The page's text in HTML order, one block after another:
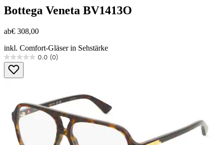
Bottega Veneta BV1413O
ab€ 308,00
inkl. Comfort-Gläser in Sehstärke
0.0 (0)
0.0
von
5